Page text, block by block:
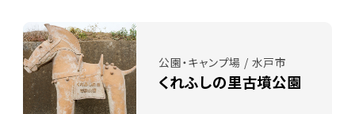
公園・キャンプ場 / 水戸市
くれふしの里古墳公園